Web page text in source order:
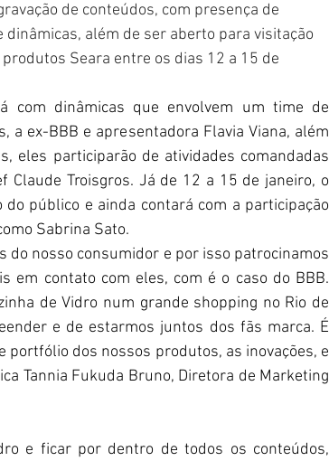
de conteúdos, com presença de
além de ser aberto para visitação
Seara entre os dias 12 a 15 de
com dinâmicas que envolvem um time de
a ex-BBB e apresentadora Flavia Viana, além
eles participarão de atividades comandadas
Claude Troisgros. Já de 12 a 15 de janeiro, o
público e ainda contará com a participação
Sabrina Sato.
do nosso consumidor e por isso patrocinamos
em contato com eles, com é o caso do BBB.
de Vidro num grande shopping no Rio de
e de estarmos juntos dos fãs marca. É
dos nossos produtos, as inovações, e
Tannia Fukuda Bruno, Diretora de Marketing
e ficar por dentro de todos os conteúdos,